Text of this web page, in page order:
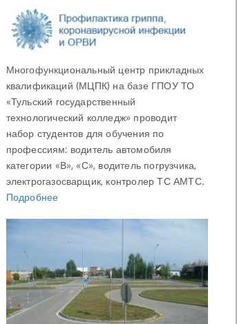
Многофункциональный центр прикладных
квалификаций (МЦПК) на базе ГПОУ ТО
«Тульский государственный
технологический колледж» проводит
набор студентов для обучения по
профессиям: водитель автомобиля
категории «В», «С», водитель погрузчика,
электрогазосварщик, контролер ТС АМТС.
Подробнее